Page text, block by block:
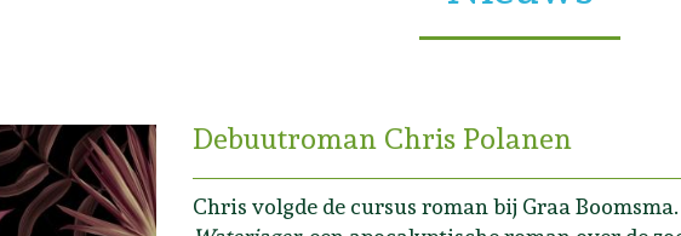
Debuutroman Chris Polanen
Chris volgde de cursus roman bij Graa